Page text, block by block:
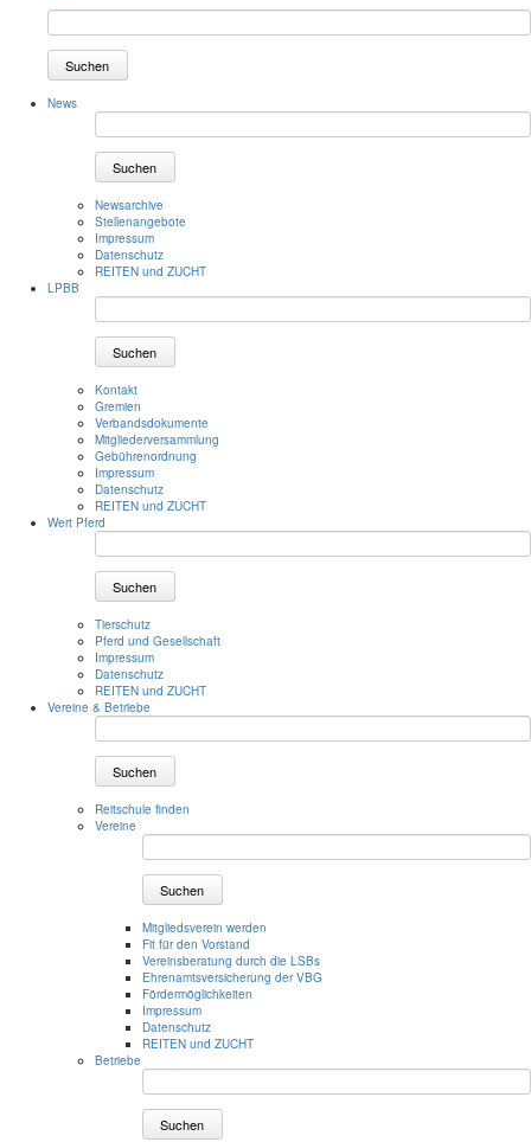
Suchen
News
Suchen
Newsarchive
Stellenangebote
Impressum
Datenschutz
REITEN und ZUCHT
LPBB
Suchen
Kontakt
Gremien
Verbandsdokumente
Mitgliederversammlung
Gebührenordnung
Impressum
Datenschutz
REITEN und ZUCHT
Wert Pferd
Suchen
Tierschutz
Pferd und Gesellschaft
Impressum
Datenschutz
REITEN und ZUCHT
Vereine & Betriebe
Suchen
Reitschule finden
Vereine
Suchen
Mitgliedsverein werden
Fit für den Vorstand
Vereinsberatung durch die LSBs
Ehrenamtsversicherung der VBG
Fördermöglichkeiten
Impressum
Datenschutz
REITEN und ZUCHT
Betriebe
Suchen